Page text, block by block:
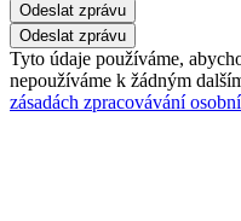
Odeslat zprávu
Tyto údaje používáme,
nepoužíváme k žádným
zásadách zpracovávání